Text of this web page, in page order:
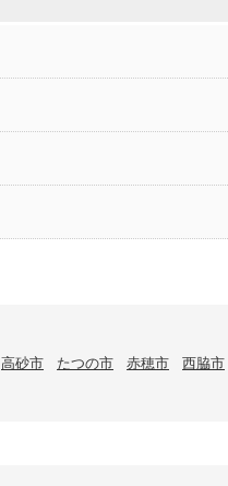
高砂市 たつの市 赤穂市 西脇市